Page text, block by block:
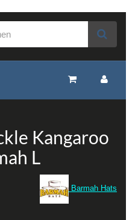
Kangaroo
L
Barmah Hats